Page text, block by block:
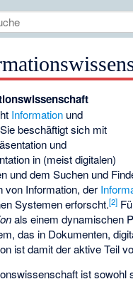
Information und
beschäftigt sich mit
und
in (meist digitalen)
und dem Suchen und
von Information, der
Systemen erforscht.[2]
als einem dynamischen
das in Dokumenten,
ist damit der aktive Teil
ist